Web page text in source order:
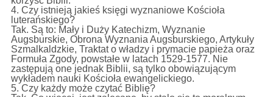
4. Czy istnieją jakieś księgi wyznaniowe Kościoła
luterańskiego?
Tak. Są to: Mały i Duży Katechizm, Wyznanie
Augsburskie, Obrona Wyznania Augsburskiego, Artykuły
Szmalkaldzkie, Traktat o władzy i prymacie papieża oraz
Formuła Zgody, powstałe w latach 1529-1577. Nie
zastępują one jednak Biblii, są tylko obowiązującym
wykładem nauki Kościoła ewangelickiego.
5. Czy każdy może czytać Biblię?